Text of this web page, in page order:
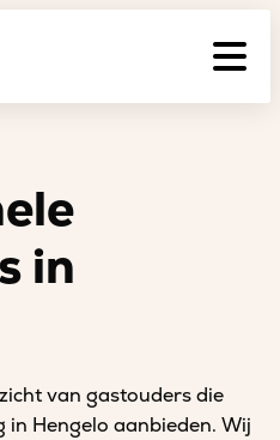
in
van gastouders die
in Hengelo aanbieden. Wij